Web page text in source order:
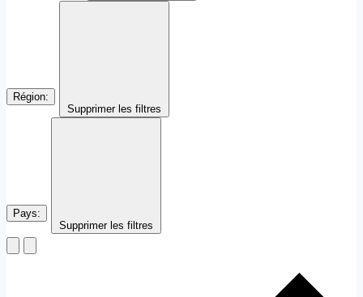
Région:
Supprimer les filtres
Pays:
Supprimer les filtres